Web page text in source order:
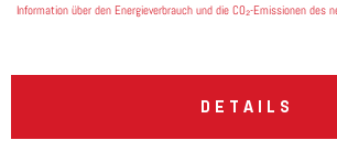
Information über den Energieverbrauch und die CO₂-Emissionen des
DETAILS